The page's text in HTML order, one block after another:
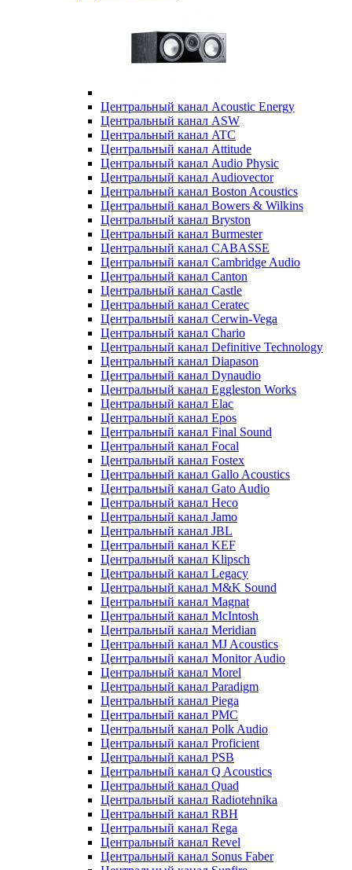
Центральный канал Acoustic Energy
Центральный канал ASW
Центральный канал ATC
Центральный канал Attitude
Центральный канал Audio Physic
Центральный канал Audiovector
Центральный канал Boston Acoustics
Центральный канал Bowers & Wilkins
Центральный канал Bryston
Центральный канал Burmester
Центральный канал CABASSE
Центральный канал Cambridge Audio
Центральный канал Canton
Центральный канал Castle
Центральный канал Ceratec
Центральный канал Cerwin-Vega
Центральный канал Chario
Центральный канал Definitive Technology
Центральный канал Diapason
Центральный канал Dynaudio
Центральный канал Eggleston Works
Центральный канал Elac
Центральный канал Epos
Центральный канал Final Sound
Центральный канал Focal
Центральный канал Fostex
Центральный канал Gallo Acoustics
Центральный канал Gato Audio
Центральный канал Heco
Центральный канал Jamo
Центральный канал JBL
Центральный канал KEF
Центральный канал Klipsch
Центральный канал Legacy
Центральный канал M&K Sound
Центральный канал Magnat
Центральный канал McIntosh
Центральный канал Meridian
Центральный канал MJ Acoustics
Центральный канал Monitor Audio
Центральный канал Morel
Центральный канал Paradigm
Центральный канал Piega
Центральный канал PMC
Центральный канал Polk Audio
Центральный канал Proficient
Центральный канал PSB
Центральный канал Q Acoustics
Центральный канал Quad
Центральный канал Radiotehnika
Центральный канал RBH
Центральный канал Rega
Центральный канал Revel
Центральный канал Sonus Faber